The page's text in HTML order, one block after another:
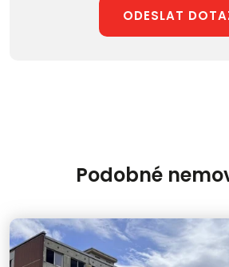
ODESLAT
Podobné